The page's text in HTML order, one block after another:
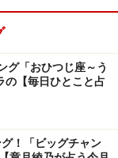
、得られるもの
みながら、ひと
かできないこと
することになる
グ「おひつじ座～う
の【毎日ひとこと占
！「ビッグチャン